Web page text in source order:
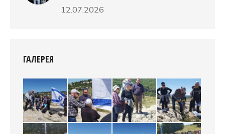
12.07.2026
ГАЛЕРЕЯ